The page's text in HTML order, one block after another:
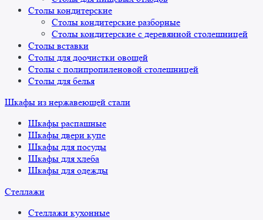
Столы кондитерские
Столы кондитерские разборные
Столы кондитерские с деревянной столешницей
Столы вставки
Столы для доочистки овощей
Столы с полипропиленовой столешницей
Столы для белья
Шкафы из нержавеющей стали
Шкафы распашные
Шкафы двери купе
Шкафы для посуды
Шкафы для хлеба
Шкафы для одежды
Стеллажи
Стеллажи кухонные